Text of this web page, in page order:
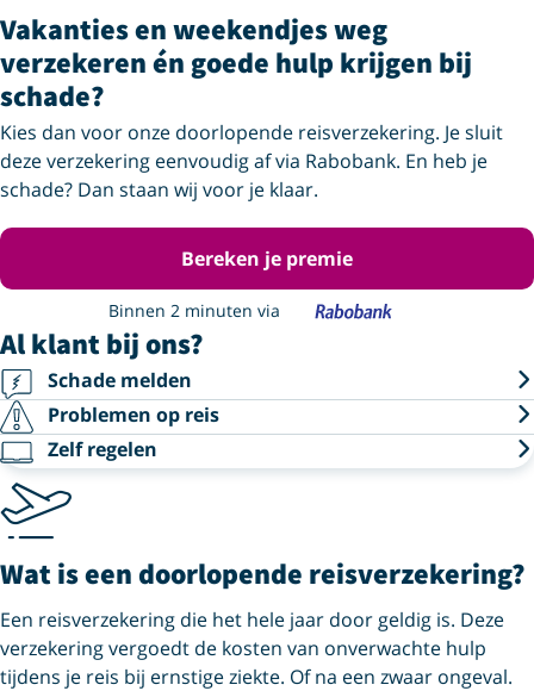
Vakanties en weekendjes weg
verzekeren én goede hulp krijgen bij
schade?
Kies dan voor onze doorlopende reisverzekering. Je sluit
deze verzekering eenvoudig af via Rabobank. En heb je
schade? Dan staan wij voor je klaar.
Bereken je premie
Binnen 2 minuten via
Al klant bij ons?
Schade melden
Problemen op reis
Zelf regelen
Wat is een doorlopende reisverzekering?
Een reisverzekering die het hele jaar door geldig is. Deze
verzekering vergoedt de kosten van onverwachte hulp
tijdens je reis bij ernstige ziekte. Of na een zwaar ongeval.